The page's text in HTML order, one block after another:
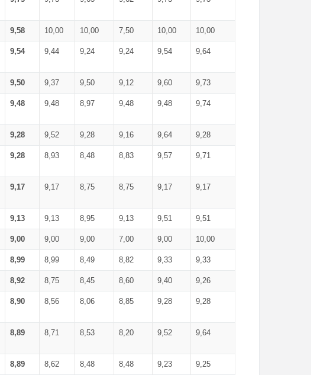
9,58 10,00 10,00 7,50 10,00 10,00
9,54 9,44 9,24 9,24 9,54 9,64
9,50 9,37 9,50 9,12 9,60 9,73
9,48 9,48 8,97 9,48 9,48 9,74
9,28 9,52 9,28 9,16 9,64 9,28
9,28 8,93 8,48 8,83 9,57 9,71
9,17 9,17 8,75 8,75 9,17 9,17
9,13 9,13 8,95 9,13 9,51 9,51
9,00 9,00 9,00 7,00 9,00 10,00
8,99 8,99 8,49 8,82 9,33 9,33
8,92 8,75 8,45 8,60 9,40 9,26
8,90 8,56 8,06 8,85 9,28 9,28
8,89 8,71 8,53 8,20 9,52 9,64
8,89 8,62 8,48 8,48 9,23 9,25